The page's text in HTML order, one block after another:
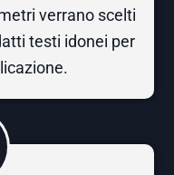
verrano scelti
testi idonei per